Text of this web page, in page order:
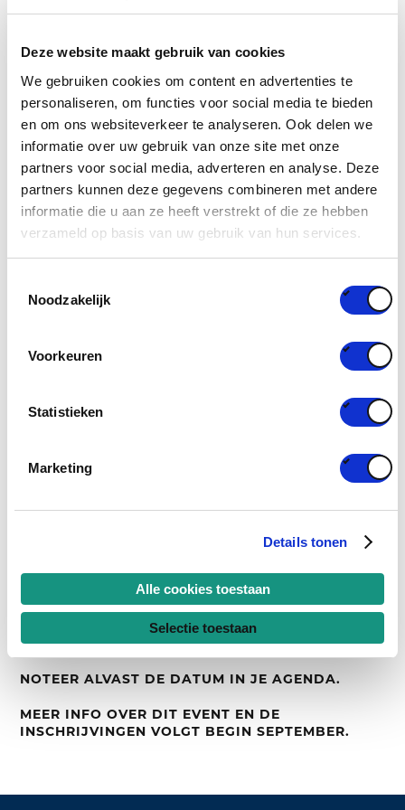
Deze website maakt gebruik van cookies
We gebruiken cookies om content en advertenties te
personaliseren, om functies voor social media te bieden
en om ons websiteverkeer te analyseren. Ook delen we
informatie over uw gebruik van onze site met onze
partners voor social media, adverteren en analyse. Deze
partners kunnen deze gegevens combineren met andere
informatie die u aan ze heeft verstrekt of die ze hebben
verzameld op basis van uw gebruik van hun services.
Noodzakelijk
Voorkeuren
Statistieken
Marketing
Details tonen
Alle cookies toestaan
Selectie toestaan
huishoudelijke en bedrijfsmatige
verpakkingen ?
Opdinsdag 10 oktober 2023 organiseren Fost Plus en
Valipac eengratis seminar“ Reduce, Reuse & Recycle”.
De presentaties van de experts beginnen om 14.00 uur en
worden gevolgd door een reeks speeddate-sessies “Meet
the Expert”, waar de deelnemers van gedachten kunnen
hebben met het verminderen, hergebruiken en recycleren
netwerkgelegenheid.
Programma
13.30 uur – Onthaal en registratie
14.00 uur – Expert Presentaties Reduce, Reuse &
Recycle + Q&A
16.00 uur – “Meet the Expert” Speed date sessies
17.00 uur – Netwerking / receptie
NOTEER ALVAST DE DATUM IN JE AGENDA.
MEER INFO OVER DIT EVENT EN DE
INSCHRIJVINGEN VOLGT BEGIN SEPTEMBER.